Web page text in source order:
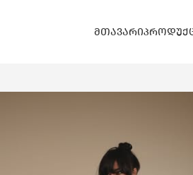
ᲛᲗᲐᲕᲐᲠᲘ